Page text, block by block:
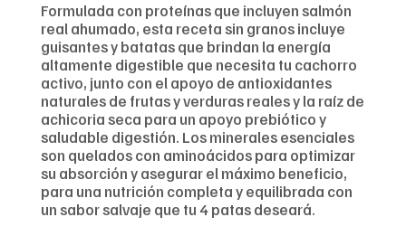
Formulada con proteínas que incluyen salmón
real ahumado, esta receta sin granos incluye
guisantes y batatas que brindan la energía
altamente digestible que necesita tu cachorro
activo, junto con el apoyo de antioxidantes
naturales de frutas y verduras reales y la raíz de
achicoria seca para un apoyo prebiótico y
saludable digestión. Los minerales esenciales
son quelados con aminoácidos para optimizar
su absorción y asegurar el máximo beneficio,
para una nutrición completa y equilibrada con
un sabor salvaje que tu 4 patas deseará.